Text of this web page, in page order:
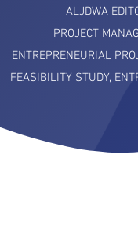
ALJDWA
PROJECT
ENTREPRENEURIAL
FEASIBILITY STUDY,